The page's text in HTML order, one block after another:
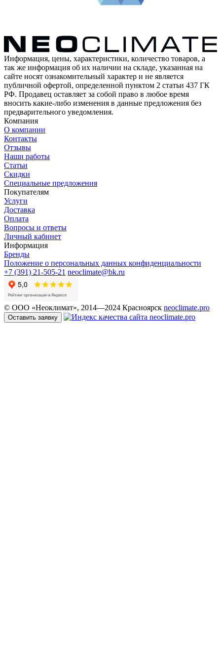
Информация, цены, характеристики, количество товаров, а
так же информация об их наличии на складе, указанная на
сайте носят ознакомительный характер и не является
публичной офертой, определенной пунктом 2 статьи 437 ГК
РФ. Продавец оставляет за собой право в любое время
вносить какие-либо изменения в данные предложения без
предварительного уведомления.
Компания
О компании
Контакты
Отзывы
Наши работы
Статьи
Скидки
Специальные предложения
Покупателям
Услуги
Доставка
Оплата
Вопросы и ответы
Личный кабинет
Информация
Бренды
Положение о персональных данных конфиденциальности
+7 (391) 21-505-21 neoclimate@bk.ru
© ООО «Неоклимат», 2014—2024 Красноярск neoclimate.pro
Оставить заявку